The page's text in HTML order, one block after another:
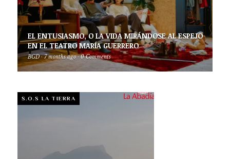
EL ENTUSIASMO, O LA VIDA MIRÁNDOSE AL ESPEJO
EN EL TEATRO MARÍA GUERRERO
BGD · 7 months ago · 0 Comments
S.O.S LA TIERRA